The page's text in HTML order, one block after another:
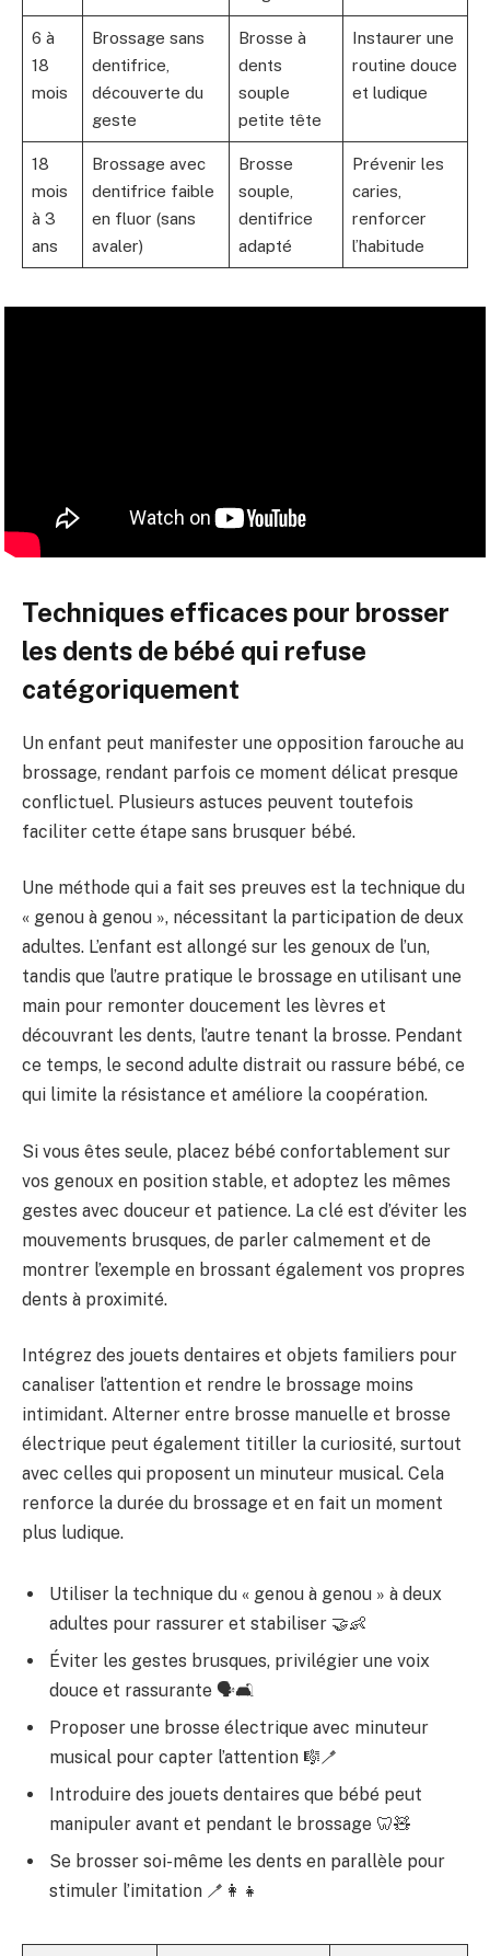
6 à
18
mois
Brossage sans
dentifrice,
découverte du
geste
Brosse à
dents
souple
petite tête
Instaurer une
routine douce
et ludique
18
mois
à 3
ans
Brossage avec
dentifrice faible
en fluor (sans
avaler)
Brosse
souple,
dentifrice
adapté
Prévenir les
caries,
renforcer
l’habitude
Techniques efficaces pour brosser
les dents de bébé qui refuse
catégoriquement
Un enfant peut manifester une opposition farouche au
brossage, rendant parfois ce moment délicat presque
conflictuel. Plusieurs astuces peuvent toutefois
faciliter cette étape sans brusquer bébé.
Une méthode qui a fait ses preuves est la technique du
« genou à genou », nécessitant la participation de deux
adultes. L’enfant est allongé sur les genoux de l’un,
tandis que l’autre pratique le brossage en utilisant une
main pour remonter doucement les lèvres et
découvrant les dents, l’autre tenant la brosse. Pendant
ce temps, le second adulte distrait ou rassure bébé, ce
qui limite la résistance et améliore la coopération.
Si vous êtes seule, placez bébé confortablement sur
vos genoux en position stable, et adoptez les mêmes
gestes avec douceur et patience. La clé est d’éviter les
mouvements brusques, de parler calmement et de
montrer l’exemple en brossant également vos propres
dents à proximité.
Intégrez des jouets dentaires et objets familiers pour
canaliser l’attention et rendre le brossage moins
intimidant. Alterner entre brosse manuelle et brosse
électrique peut également titiller la curiosité, surtout
avec celles qui proposent un minuteur musical. Cela
renforce la durée du brossage et en fait un moment
plus ludique.
Utiliser la technique du « genou à genou » à deux
adultes pour rassurer et stabiliser 🤝👶
Éviter les gestes brusques, privilégier une voix
douce et rassurante 🗣️🛋️
Proposer une brosse électrique avec minuteur
musical pour capter l’attention 🎼🪥
Introduire des jouets dentaires que bébé peut
manipuler avant et pendant le brossage 🦷🧸
Se brosser soi-même les dents en parallèle pour
stimuler l’imitation 🪥👩‍👧